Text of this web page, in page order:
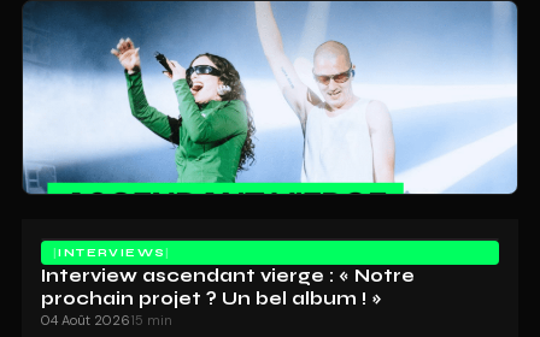
INTERVIEWS
Interview ascendant vierge : « Notre
prochain projet ? Un bel album ! »
04 Août 202615 min